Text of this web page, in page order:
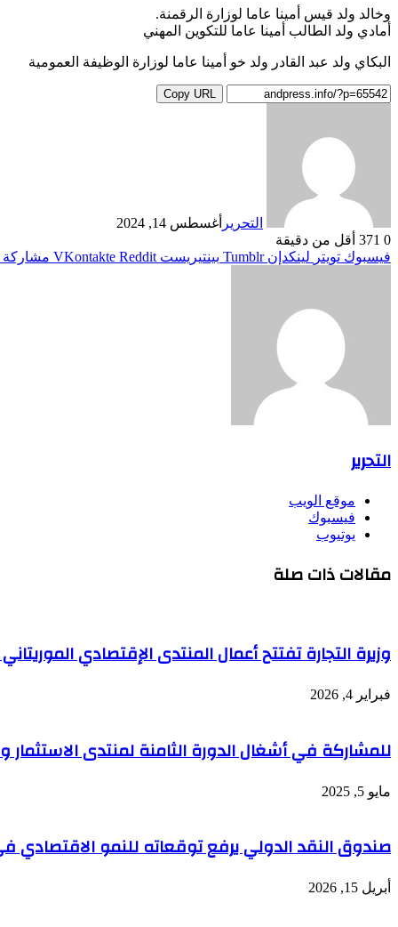
وخالد ولد قيس أمينا عاما لوزارة الرقمنة.
أمادي ولد الطالب أمينا عاما للتكوين المهني
البكاي ولد عبد القادر ولد خو أمينا عاما لوزارة الوظيفة العمومية
Copy URL
التحرير أغسطس 14, 2024
0
أقل من دقيقة
فيسبوك تويتر لينكدإن بينتيريست مشاركة
التحرير
موقع الويب
فيسبوك
يوتيوب
مقالات ذات صلة
وزيرة التجارة تفتتح أعمال المنتدى الإقتصادي
فبراير 4, 2026
للمشاركة في أشغال الدورة الثامنة لمنتدى
مايو 5, 2025
صندوق النقد الدولي يرفع توقعاته للنمو الاقتصادي في
أبريل 15, 2026